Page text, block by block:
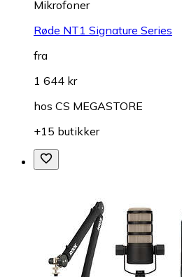
Mikrofoner
Røde NT1 Signature Series
fra
1 644 kr
hos CS MEGASTORE
+15 butikker